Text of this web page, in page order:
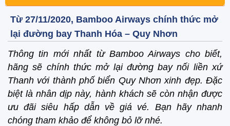
Từ 27/11/2020, Bamboo Airways chính thức mở
lại đường bay Thanh Hóa – Quy Nhơn
Thông tin mới nhất từ Bamboo Airways cho biết,
hãng sẽ chính thức mở lại đường bay nối liền xứ
Thanh với thành phố biển Quy Nhơn xinh đẹp. Đặc
biệt là nhân dịp này, hành khách sẽ còn nhận được
ưu đãi siêu hấp dẫn về giá vé. Bạn hãy nhanh
chóng tham khảo để không bỏ lỡ nhé.